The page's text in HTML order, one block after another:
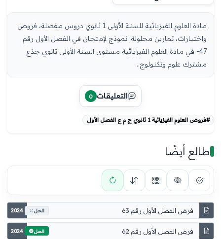
مادة العلوم الفيزيائية للسنة الأولى 1 ثانوي دروس مفصلة، فروض
واختبارات، تمارين محلولة: نموذج لإمتحان في الفصل الأول رقم
47- في مادة العلوم الفيزيائية مستوى السنة الأولى ثانوي جذع
مشترك علوم وتكنولوج...
التعليقات 0
#فروض العلوم الفيزيائية 1 ثانوي ج م ع الفصل الأول
طالع أيضًا
فرض الفصل الأول رقم 63 2024 الحل
فرض الفصل الأول رقم 62 2024 الحل